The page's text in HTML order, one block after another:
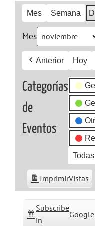
Mes Semana
Mes
Anterior Hoy
Categorías
de
Eventos
Subscribe
in
Google
ImprimirVistas